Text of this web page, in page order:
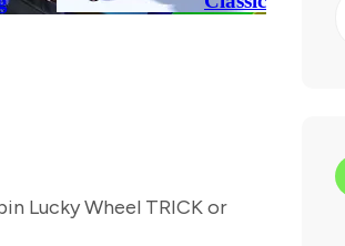
Lucky Wheel TRICK or